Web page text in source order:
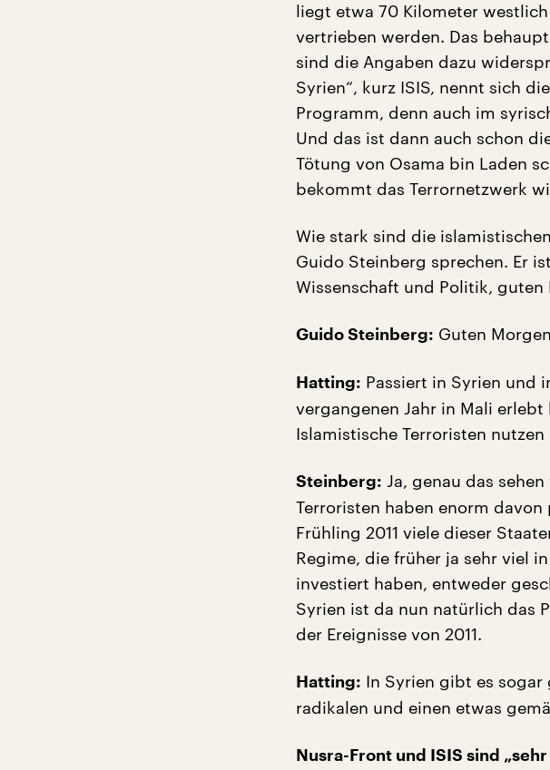
liegt etwa 70 Kilometer
vertrieben werden. Das
sind die Angaben dazu
Syrien“, kurz ISIS, nennt sich
Programm, denn auch im
Und das ist dann auch schon
Tötung von Osama bin Laden
bekommt das Terrornetzwerk
Wie stark sind die
Guido Steinberg sprechen. Er
Wissenschaft und Politik,
Guido Steinberg: Guten
Hatting: Passiert in Syrien und
vergangenen Jahr in Mali
Islamistische Terroristen
Steinberg: Ja, genau das
Terroristen haben enorm
Frühling 2011 viele dieser
Regime, die früher ja sehr viel
investiert haben, entweder
Syrien ist da nun natürlich das
der Ereignisse von 2011.
Hatting: In Syrien gibt es sogar
radikalen und einen etwas
Nusra-Front und ISIS sind